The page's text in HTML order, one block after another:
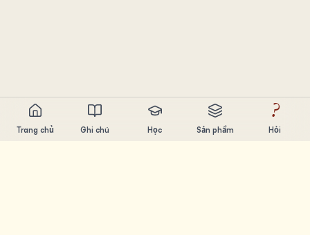
Trang chủ Ghi chú Học Sản phẩm
?
Hỏi